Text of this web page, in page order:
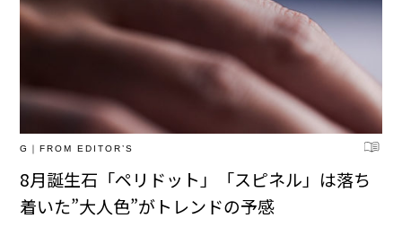
G｜FROM EDITOR’S
8月誕生石「ペリドット」「スピネル」は落ち
着いた”大人色”がトレンドの予感